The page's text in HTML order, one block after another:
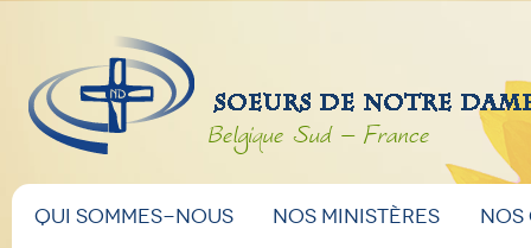
Belgique Sud – France
Menu
principal
Aller
Aller
Qui sommes-nous Nos ministères